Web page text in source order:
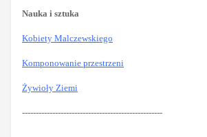
Nauka i sztuka
Kobiety Malczewskiego
Komponowanie przestrzeni
Żywioły Ziemi
---------------------------------------------------